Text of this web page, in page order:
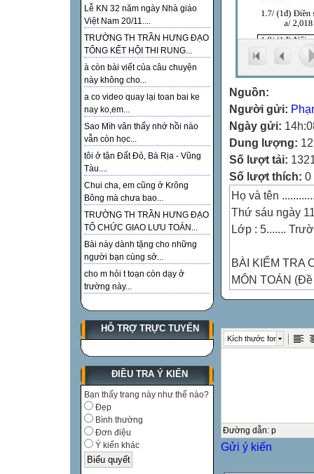
Lễ KN 32 năm ngày Nhà giáo
Việt Nam 20/11....
TRƯỜNG TH TRẦN HƯNG ĐẠO
TỔNG KẾT HỘI THI RUNG...
à còn bài viết của câu chuyện
này không cho...
a co video quay lại toan bai ke
nay ko,em...
Sao Mìh vân thấy nhớ hồi nào
vẫn còn học...
tôi ở tận Đất Đỏ, Bà Rịa - Vũng
Tàu....
Chui cha, em cũng ở Krông
Bông mà chưa bao...
TRƯỜNG TH TRẦN HƯNG ĐẠO
TỔ CHỨC GIAO LƯU TOÁN...
Bài này dành tặng cho những
người bạn cùng sở...
cho m hỏi t toạn còn dạy ở
trường này...
HỖ TRỢ TRỰC TUYẾN
ĐIỀU TRA Ý KIẾN
Bạn thấy trang này như thế nào?
Đẹp
Bình thường
Đơn điệu
Ý kiến khác
Nguồn:
Người gửi:
Ngày gửi:
Dung lượng:
Số lượt tải:
Số lượt thích: 0
Họ và tên
Thứ sáu ngày
Lớp : 5.......
BÀI KIỂM TRA
MÔN TOÁN
(Thời gian 40
ĐIỂM
LỜI NHẬN
Kích thước font
Đường dẫn: p
Gửi ý kiến